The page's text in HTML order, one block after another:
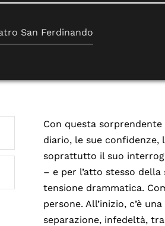
San Ferdinando
Con questa
diario, le sue confidenze,
soprattutto il suo
– e per l’atto stesso
tensione drammatica.
persone. All’inizio, c’è
separazione, infedeltà,